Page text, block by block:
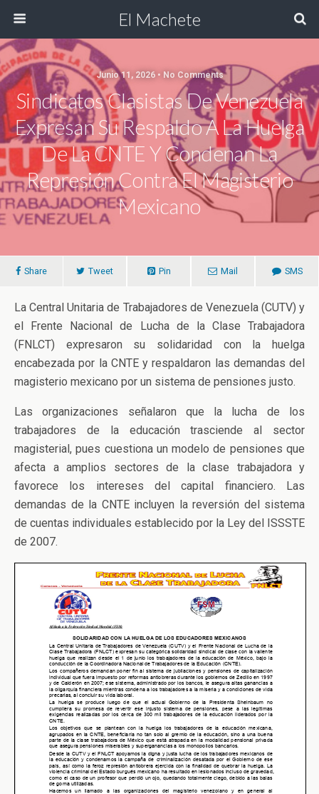
El Machete
Junio 11, 2026 • No Comments
Sindicatos Clasistas De Venezuela
Expresan Su Respaldo A La Huelga
De La CNTE Y Condenan La
Represión Contra El Magisterio
Mexicano
Share Tweet Pin Mail SMS
La Central Unitaria de Trabajadores de Venezuela (CUTV) y
el Frente Nacional de Lucha de la Clase Trabajadora
(FNLCT) expresaron su solidaridad con la huelga
encabezada por la CNTE y respaldaron las demandas del
magisterio mexicano por un sistema de pensiones justo.
Las organizaciones señalaron que la lucha de los
trabajadores de la educación trasciende al sector
magisterial, pues cuestiona un modelo de pensiones que
afecta a amplios sectores de la clase trabajadora y
favorece los intereses del capital financiero. Las
demandas de la CNTE incluyen la reversión del sistema
de cuentas individuales establecido por la Ley del ISSSTE
de 2007.